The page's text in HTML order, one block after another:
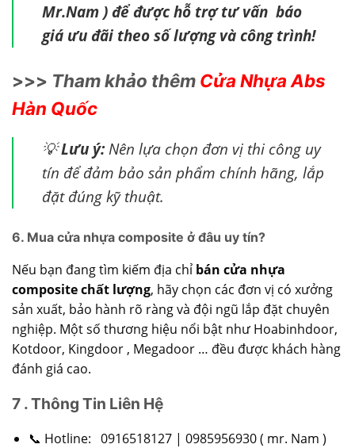
Mr.Nam ) để được hỗ trợ tư vấn báo
giá ưu đãi theo số lượng và công trình!
>>> Tham khảo thêm Cửa Nhựa Abs
Hàn Quốc
💡Lưu ý:Nên lựa chọn đơn vị thi công uy
tín để đảm bảo sản phẩm chính hãng, lắp
đặt đúng kỹ thuật.
6. Mua cửa nhựa composite ở đâu uy tín?
Nếu bạn đang tìm kiếm địa chỉ bán cửa nhựa
composite chất lượng, hãy chọn các đơn vị có xưởng
sản xuất, bảo hành rõ ràng và đội ngũ lắp đặt chuyên
nghiệp. Một số thương hiệu nổi bật như Hoabinhdoor,
Kotdoor, Kingdoor , Megadoor … đều được khách hàng
đánh giá cao.
7 . Thông Tin Liên Hệ
📞 Hotline: 0916518127| 0985956930( mr. Nam )